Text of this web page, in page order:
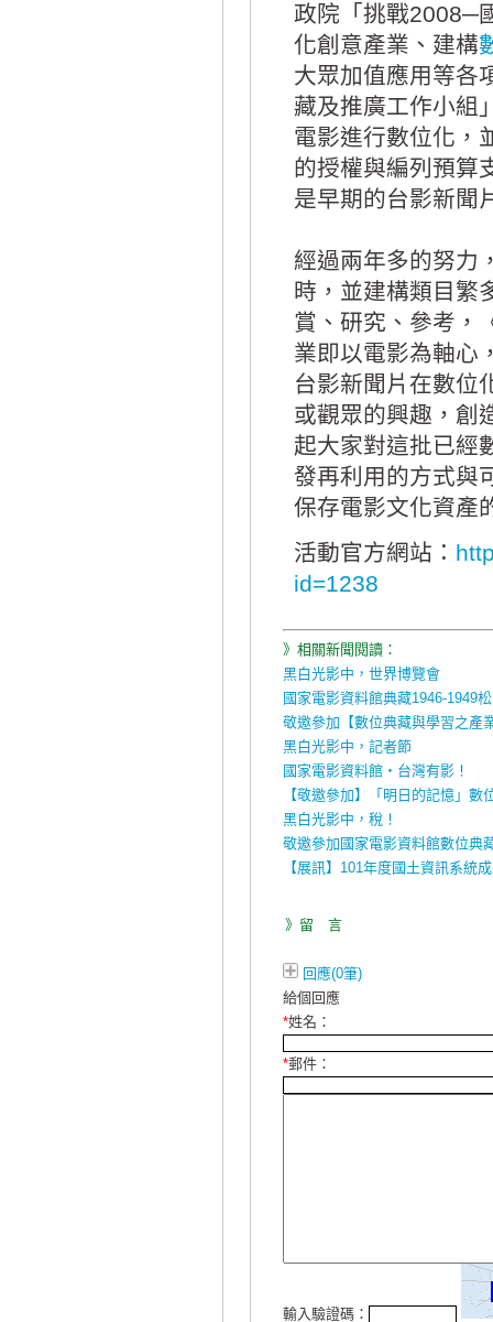
政院「挑戰2008─
化創意產業、建構
大眾加值應用等各
藏及推廣工作小組
電影進行數位化，
的授權與編列預算
是早期的台影新聞
經過兩年多的努力
時，並建構類目繁
賞、研究、參考，
業即以電影為軸心
台影新聞片在數位
或觀眾的興趣，創
起大家對這批已經
發再利用的方式與
保存電影文化資產
活動官方網站：
id=1238
》相關新聞閱讀：
黑白光影中，世界博覽會
國家電影資料館典藏1946-1949
敬邀參加【數位典藏與學習之產
黑白光影中，記者節
國家電影資料館‧台灣有影！
【敬邀參加】「明日的記憶」數
黑白光影中，稅！
敬邀參加國家電影資料館數位典
【展訊】101年度國土資訊系統
》留 言
回應(0筆)
給個回應
*姓名：
*郵件：
輸入驗證碼：